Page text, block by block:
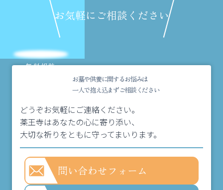
お気軽にご相談ください
無料相談
お墓や供養に関するお悩みは
一人で抱え込まずご相談ください
どうぞお気軽にご連絡ください。
薬王寺はあなたの心に寄り添い、
大切な祈りをともに守ってまいります。
問い合わせフォーム